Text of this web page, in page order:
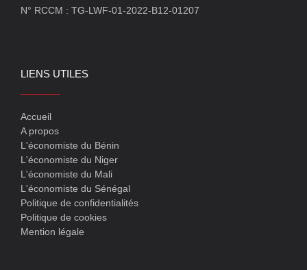
N° RCCM : TG-LWF-01-2022-B12-01207
LIENS UTILES
Accueil
A propos
L'économiste du Bénin
L'économiste du Niger
L'économiste du Mali
L'économiste du Sénégal
Politique de confidentialités
Politique de cookies
Mention légale